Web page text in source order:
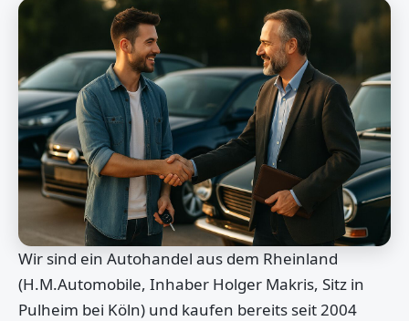
Wir sind ein Autohandel aus dem Rheinland
(H.M.Automobile, Inhaber Holger Makris, Sitz in
Pulheim bei Köln) und kaufen bereits seit 2004